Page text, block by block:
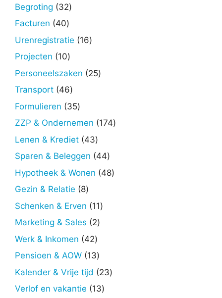
Begroting 3232
Facturen 4040
producten
Urenregistratie 1616
Projecten 1010
producten
Personeelszaken 2525
Transport 4646
producten
Formulieren 3535
producten
ZZP & Ondernemen 174174
Lenen & Krediet 4343
producten
Sparen & Beleggen 4444
producten
Hypotheek & Wonen 4848
Gezin & Relatie 88
producten
Schenken & Erven 1111
Marketing & Sales 22
Werk & Inkomen 4242
producten
Pensioen & AOW 1313
producten
Kalender & Vrije tijd 2323
Verlof en vakantie 1313